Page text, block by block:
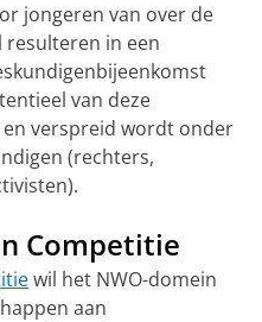
jongeren van over de
resulteren in een
van deze
verspreid wordt onder
(rechters,
Competitie
wil het NWO-domein
aan